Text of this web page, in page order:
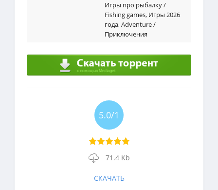
Игры про рыбалку /
Fishing games, Игры 2026
года,Adventure /
Приключения
5.0/1
71.4 Kb
СКАЧАТЬ